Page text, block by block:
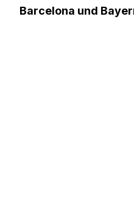
Barcelona und